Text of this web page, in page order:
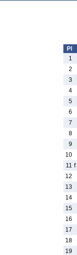
Pl
1
2
3
4
5
6
7
8
9
10
11 f
12
13
14
15
16
17
18
19